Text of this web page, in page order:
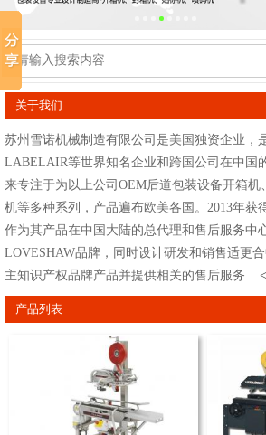
关于我们
苏州雪诺机械制造有限公司是美国独资企业，
LABELAIR等世界知名企业和跨国公司在中国
来专注于为以上公司OEM后道包装设备开箱
机等多种系列，产品遍布欧美各国。2013年获
作为其产品在中国大陆的总代理和售后服务中
LOVESHAW品牌，同时设计研发和销售适更
主知识产权品牌产品并提供相关的售后服务....
产品列表